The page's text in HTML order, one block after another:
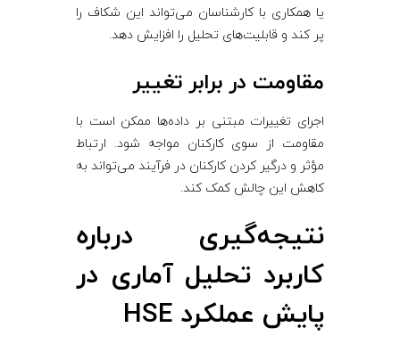
یا همکاری با کارشناسان می‌تواند این شکاف را
پر کند و قابلیت‌های تحلیل را افزایش دهد.
مقاومت در برابر تغییر
اجرای تغییرات مبتنی بر داده‌ها ممکن است با
مقاومت از سوی کارکنان مواجه شود. ارتباط
مؤثر و درگیر کردن کارکنان در فرآیند می‌تواند به
کاهش این چالش کمک کند.
نتیجه‌گیری درباره
کاربرد تحلیل آماری در
پایش عملکرد HSE